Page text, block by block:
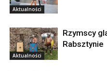
Aktualności
Aktualności
Rzymscy
Rabsztynie